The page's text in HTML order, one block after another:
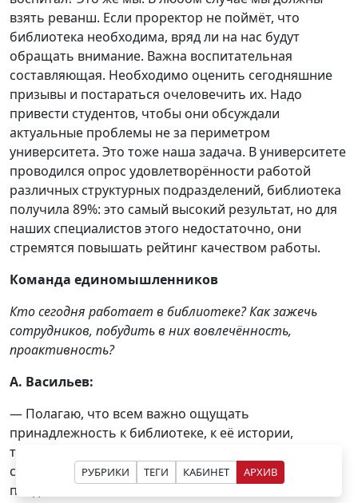
РУБРИКИ ТЕГИ КАБИНЕТ АРХИВ
взять реванш. Если проректор не поймёт, что
библиотека необходима, вряд ли на нас будут
обращать внимание. Важна воспитательная
составляющая. Необходимо оценить сегодняшние
призывы и постараться очеловечить их. Надо
привести студентов, чтобы они обсуждали
актуальные проблемы не за периметром
университета. Это тоже наша задача. В университете
проводился опрос удовлетворённости работой
различных структурных подразделений, библиотека
получила 89%: это самый высокий результат, но для
наших специалистов этого недостаточно, они
стремятся повышать рейтинг качеством работы.
Команда единомышленников
Кто сегодня работает в библиотеке? Как зажечь
сотрудников, побудить в них вовлечённость,
проактивность?
А. Васильев:
— Полагаю, что всем важно ощущать
принадлежность к библиотеке, к её истории,
традициям. Надо поддерживать традиционные
сборы коллектива на праздники, хотя во время
пандемии это было невозможно и многие